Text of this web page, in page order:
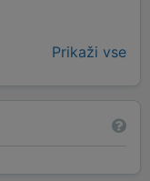
Prikaži vse